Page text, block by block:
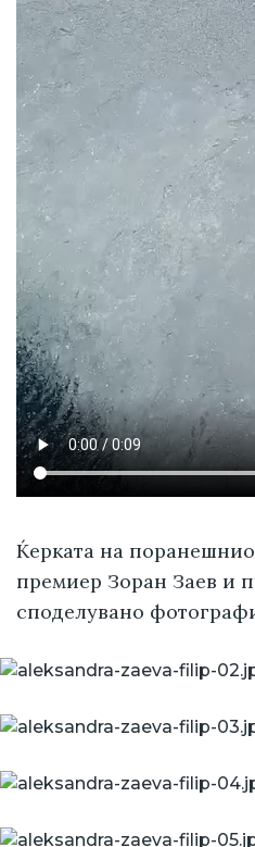
Ќерката на
премиер Зоран Заев и
споделувано